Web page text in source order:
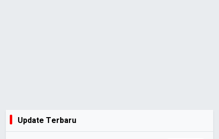
Update Terbaru